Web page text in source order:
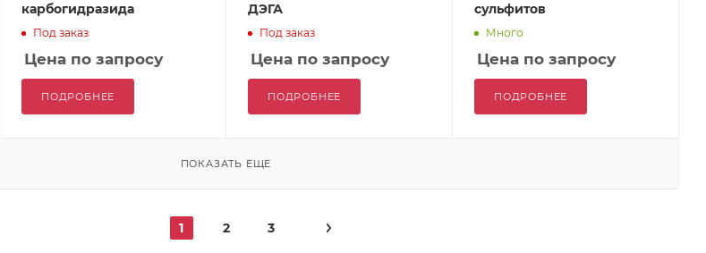
карбогидразида
Под заказ
Цена по запросу
ПОДРОБНЕЕ
ДЭГА
Под заказ
Цена по запросу
ПОДРОБНЕЕ
сульфитов
Много
Цена по запросу
ПОДРОБНЕЕ
ПОКАЗАТЬ ЕЩЕ
1 2 3